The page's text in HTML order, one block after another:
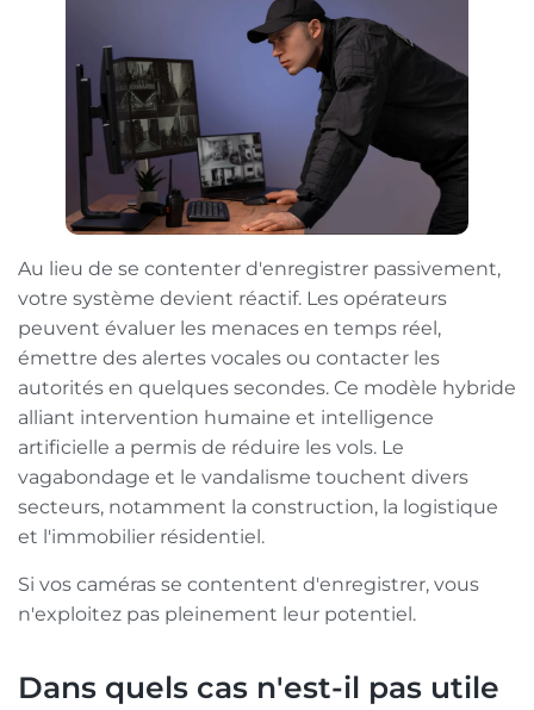
Au lieu de se contenter d'enregistrer passivement,
votre système devient réactif. Les opérateurs
peuvent évaluer les menaces en temps réel,
émettre des alertes vocales ou contacter les
autorités en quelques secondes. Ce modèle hybride
alliant intervention humaine et intelligence
artificielle a permis de réduire les vols. Le
vagabondage et le vandalisme touchent divers
secteurs, notamment la construction, la logistique
et l'immobilier résidentiel.
Si vos caméras se contentent d'enregistrer, vous
n'exploitez pas pleinement leur potentiel.
Dans quels cas n'est-il pas utile